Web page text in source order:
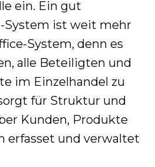
ein. Ein gut
System ist weit mehr
System, denn es
alle Beteiligten und
im Einzelhandel zu
für Struktur und
Kunden, Produkte
erfasset und verwaltet